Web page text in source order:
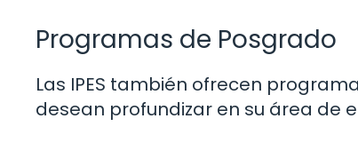
Programas de Posgrado
Las IPES también ofrecen
desean profundizar en su área de